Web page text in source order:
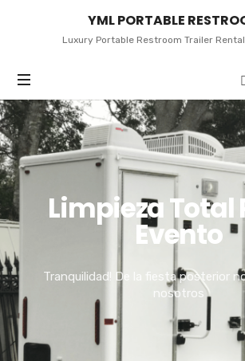
YML
PORTABLE
RESTROOMS
YML PORTABLE
Luxury Portable Restroom Trailer
Limpieza Total
Evento
Tranquilidad! De la fiesta posterior
nosotros